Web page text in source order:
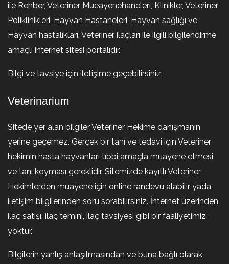
ile Rehber, Veteriner Mueayenehaneleri, Klinikler, Veteriner
Poliklinikleri, Hayvan Hastaneleri, Hayvan sağlığı ve
Hayvan hastalıkları, Veteriner ilaçları ile ilgili bilgilendirme
amaçlı internet sitesi portalıdır.
Bilgi ve tavsiye için iletişime geçebilirsiniz.
Veterinarium
Sitede yer alan bilgiler Veteriner Hekime danışmanın
yerine geçemez. Gerçek bir tanı ve tedavi için Veteriner
hekimin hasta hayvanları tıbbi amaçla muayene etmesi
ve tanı koyması gereklidir. Sitemizde kayıtlı Veteriner
Hekimlerden muayene için online randevu alabilir yada
iletişim bilgilerinden soru sorabilirsiniz. İnternet üzerinden
ilaç satışı, ilaç temini, ilaç tavsiyesi gibi bir faaliyetimiz
yoktur.
Bilgilerin yanlış anlaşılmasından ve buna bağlı olarak